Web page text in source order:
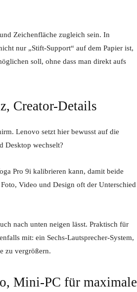
Zeichenfläche zugleich sein. In
nur „Stift-Support“ auf dem Papier ist,
soll, ohne dass man direkt aufs
Creator-Details
Lenovo setzt hier bewusst auf die
Desktop wechselt?
Pro 9i kalibrieren kann, damit beide
Video und Design oft der Unterschied
nach unten neigen lässt. Praktisch für
mit: ein Sechs-Lautsprecher-System,
zu vergrößern.
Mini-PC für maximale